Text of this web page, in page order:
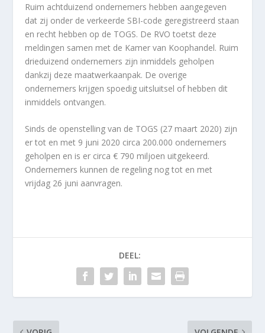
Ruim achtduizend ondernemers hebben aangegeven
dat zij onder de verkeerde SBI-code geregistreerd staan
en recht hebben op de TOGS. De RVO toetst deze
meldingen samen met de Kamer van Koophandel. Ruim
drieduizend ondernemers zijn inmiddels geholpen
dankzij deze maatwerkaanpak. De overige
ondernemers krijgen spoedig uitsluitsel of hebben dit
inmiddels ontvangen.
Sinds de openstelling van de TOGS (27 maart 2020) zijn
er tot en met 9 juni 2020 circa 200.000 ondernemers
geholpen en is er circa € 790 miljoen uitgekeerd.
Ondernemers kunnen de regeling nog tot en met
vrijdag 26 juni aanvragen.
DEEL: